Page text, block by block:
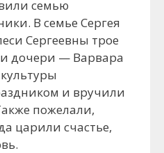
семью
В семье Сергея
Сергеевны трое
дочери — Варвара
и вручили
пожелали,
царили счастье,